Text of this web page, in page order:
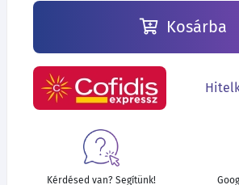
Kosárba
Kérdésed van? Segítünk!